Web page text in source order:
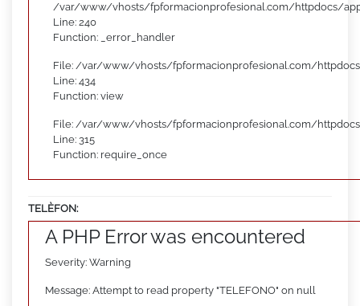
/var/www/vhosts/fpformacionprofesional.com/httpdocs/
Line: 240
Function: _error_handler
File: /var/www/vhosts/fpformacionprofesional.com/
Line: 434
Function: view
File: /var/www/vhosts/fpformacionprofesional.com/
Line: 315
Function: require_once
TELÈFON:
A PHP Error was encountered
Severity: Warning
Message: Attempt to read property "TELEFONO" on null